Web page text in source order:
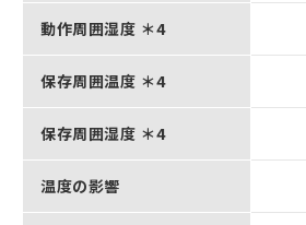
動作周囲湿度 ＊4
保存周囲温度 ＊4
保存周囲湿度 ＊4
温度の影響